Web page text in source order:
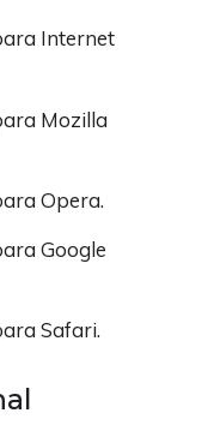
Internet
Mozilla
Opera.
Google
Safari.